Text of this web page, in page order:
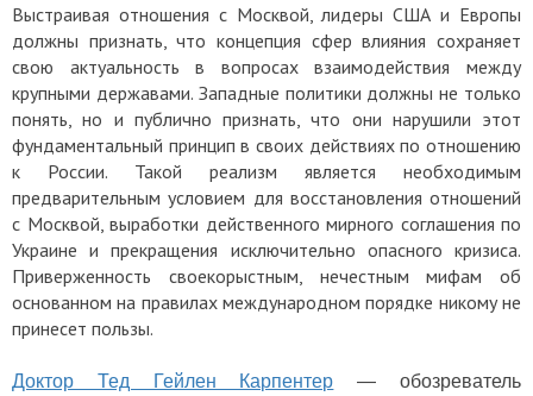
Выстраивая отношения с Москвой, лидеры США и Европы
должны признать, что концепция сфер влияния сохраняет
свою актуальность в вопросах взаимодействия между
крупными державами. Западные политики должны не только
понять, но и публично признать, что они нарушили этот
фундаментальный принцип в своих действиях по отношению
к России. Такой реализм является необходимым
предварительным условием для восстановления отношений
с Москвой, выработки действенного мирного соглашения по
Украине и прекращения исключительно опасного кризиса.
Приверженность своекорыстным, нечестным мифам об
основанном на правилах международном порядке никому не
принесет пользы.
Доктор Тед Гейлен Карпентер — обозреватель